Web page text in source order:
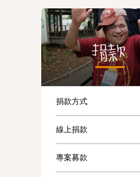
捐
捐款方式
線上捐款
專案募款